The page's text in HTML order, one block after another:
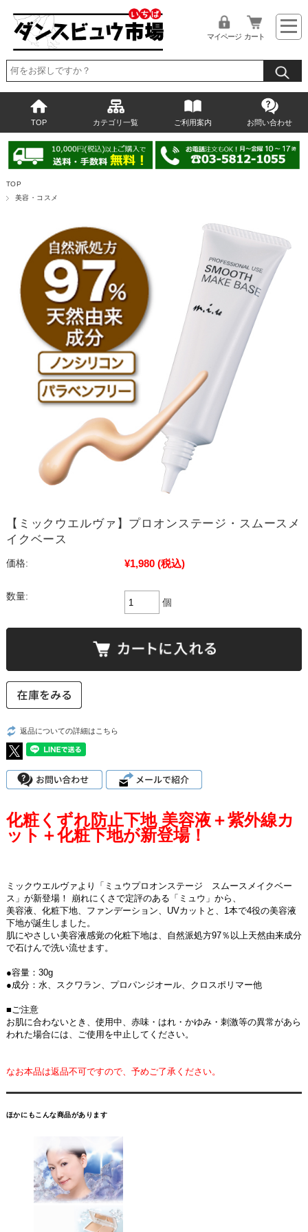
マイページ カート
TOP カテゴリ一覧 ご利用案内 お問い合わせ
TOP
美容・コスメ
【ミックウエルヴァ】プロオンステージ・スムースメ
イクベース
価格: ¥1,980 (税込)
数量:
個
返品についての詳細はこちら
化粧くずれ防止下地 美容液＋紫外線カ
ット＋化粧下地が新登場！
ミックウエルヴァより「ミュウプロオンステージ スムースメイクベー
ス」が新登場！ 崩れにくさで定評のある「ミュウ」から、
美容液、化粧下地、ファンデーション、UVカットと、1本で4役の美容液
下地が誕生しました。
肌にやさしい美容液感覚の化粧下地は、自然派処方97％以上天然由来成分
で石けんで洗い流せます。
●容量：30g
●成分：水、スクワラン、プロパンジオール、クロスポリマー他
■ご注意
お肌に合わないとき、使用中、赤味・はれ・かゆみ・刺激等の異常があら
われた場合には、ご使用を中止してください。
なお本品は返品不可ですので、予めご了承ください。
ほかにもこんな商品があります